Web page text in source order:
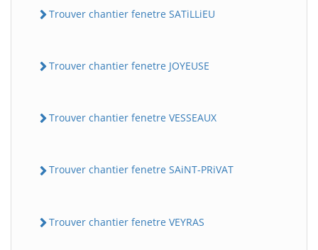
Trouver chantier fenetre SATiLLiEU
Trouver chantier fenetre JOYEUSE
Trouver chantier fenetre VESSEAUX
Trouver chantier fenetre SAiNT-PRiVAT
Trouver chantier fenetre VEYRAS